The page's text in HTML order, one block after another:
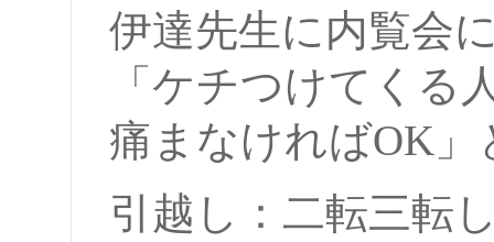
伊達先生に内覧会
「ケチつけてくる
痛まなければOK
引越し：二転三転